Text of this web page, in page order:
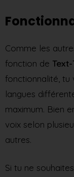
Comme les
fonction de
fonctionnalité, tu
langues
maximum. Bien
voix selon
autres.
Si tu ne